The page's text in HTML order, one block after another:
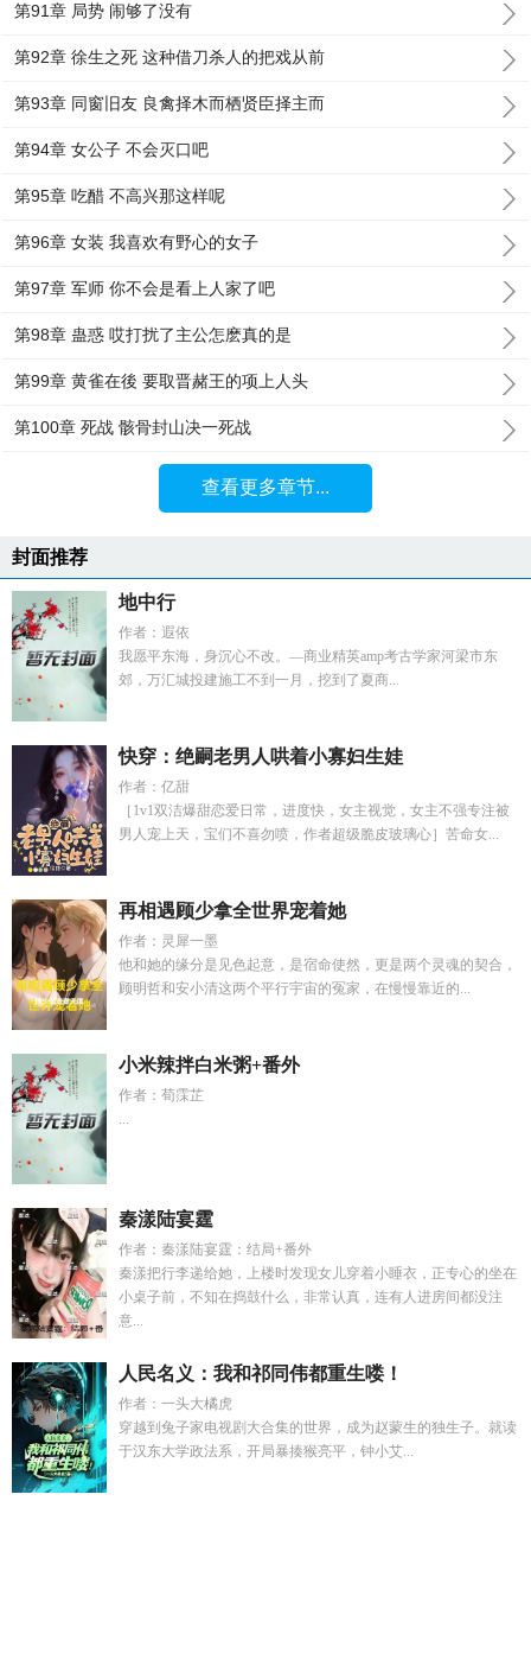
第91章 局势 闹够了没有
第92章 徐生之死 这种借刀杀人的把戏从前
第93章 同窗旧友 良禽择木而栖贤臣择主而
第94章 女公子 不会灭口吧
第95章 吃醋 不高兴那这样呢
第96章 女装 我喜欢有野心的女子
第97章 军师 你不会是看上人家了吧
第98章 蛊惑 哎打扰了主公怎麽真的是
第99章 黄雀在後 要取晋赭王的项上人头
第100章 死战 骸骨封山决一死战
查看更多章节...
封面推荐
地中行
作者：遐依
我愿平东海，身沉心不改。—商业精英amp考古学家河梁市东
郊，万汇城投建施工不到一月，挖到了夏商...
快穿：绝嗣老男人哄着小寡妇生娃
作者：亿甜
［1v1双洁爆甜恋爱日常，进度快，女主视觉，女主不强专注被
男人宠上天，宝们不喜勿喷，作者超级脆皮玻璃心］苦命女...
再相遇顾少拿全世界宠着她
作者：灵犀一墨
他和她的缘分是见色起意，是宿命使然，更是两个灵魂的契合，
顾明哲和安小清这两个平行宇宙的冤家，在慢慢靠近的...
小米辣拌白米粥+番外
作者：荀霂芷
...
秦漾陆宴霆
作者：秦漾陆宴霆：结局+番外
秦漾把行李递给她，上楼时发现女儿穿着小睡衣，正专心的坐在
小桌子前，不知在捣鼓什么，非常认真，连有人进房间都没注
意...
人民名义：我和祁同伟都重生喽！
作者：一头大橘虎
穿越到兔子家电视剧大合集的世界，成为赵蒙生的独生子。就读
于汉东大学政法系，开局暴揍猴亮平，钟小艾...